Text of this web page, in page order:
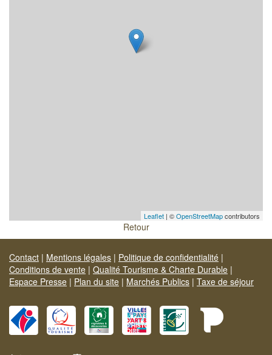
Leaflet | ©OpenStreetMapcontributors
Retour
Contact | Mentions légales | Politique de confidentialité |
Conditions de vente | Qualité Tourisme & Charte Durable |
Espace Presse | Plan du site | Marchés Publics | Taxe de séjour